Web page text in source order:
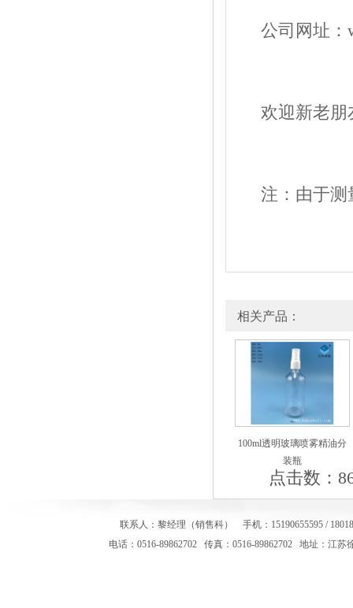
公司网址：
欢迎新老朋
注：由于测
相关产品：
100ml透明玻璃喷雾精油分
装瓶
点击数：
联系人：黎经理（销售科） 手机：15190655595 /
电话：0516-89862702 传真：0516-89862702 地址：江苏